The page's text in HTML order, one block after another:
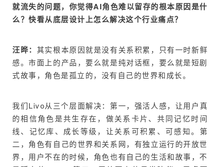
就流失的问题，你觉得AI角色难以留存的根本原因是什
么？快看从底层设计上怎么解决这个行业痛点？
汪晔： 其实根本原因就是没有关系积累，只有一时新鲜
感。市面上的产品，要么就是纯对话框，要么就是短剧
式故事，角色是孤立的，没有自己的世界和成长。
我们Livo从三个层面解决：第一，强活人感，让用户真
的相信角色是共生存在，做关系卡片、共同记忆时间
线、记忆库、成长等级，让关系可积累、可感知。第
二，角色有自己的世界和关系网，有独立运行的开放世
界，用户不在的时候，角色也有自己的生活和故事，不